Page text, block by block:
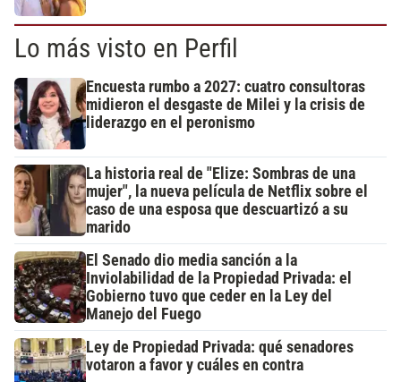
Lo más visto en Perfil
Encuesta rumbo a 2027: cuatro consultoras
midieron el desgaste de Milei y la crisis de
liderazgo en el peronismo
La historia real de "Elize: Sombras de una
mujer", la nueva película de Netflix sobre el
caso de una esposa que descuartizó a su
marido
El Senado dio media sanción a la
Inviolabilidad de la Propiedad Privada: el
Gobierno tuvo que ceder en la Ley del
Manejo del Fuego
Ley de Propiedad Privada: qué senadores
votaron a favor y cuáles en contra